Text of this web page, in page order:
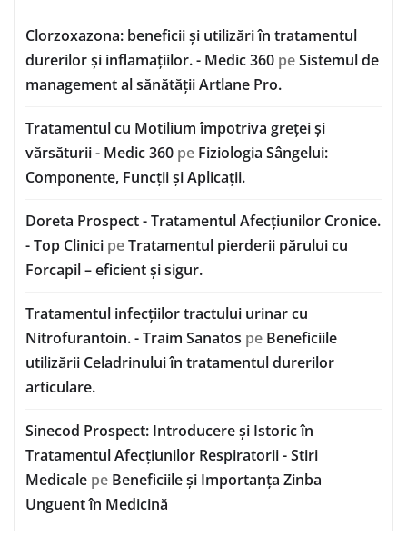
Clorzoxazona: beneficii și utilizări în tratamentul
durerilor și inflamațiilor. - Medic 360 peSistemul de
management al sănătății Artlane Pro.
Tratamentul cu Motilium împotriva greței și
vărsăturii - Medic 360 pe Fiziologia Sângelui:
Componente, Funcții și Aplicații.
Doreta Prospect - Tratamentul Afecțiunilor Cronice.
- Top Clinici peTratamentul pierderii părului cu
Forcapil – eficient și sigur.
Tratamentul infecțiilor tractului urinar cu
Nitrofurantoin. - Traim Sanatos pe Beneficiile
utilizării Celadrinului în tratamentul durerilor
articulare.
Sinecod Prospect: Introducere și Istoric în
Tratamentul Afecțiunilor Respiratorii - Stiri
Medicale pe Beneficiile și Importanța Zinba
Unguent în Medicină